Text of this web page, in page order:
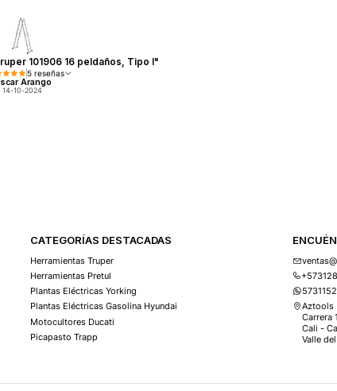
101906 16 peldaños, Tipo I"
5 reseñas
Arango
14-10-2024
CATEGORÍAS DESTACADAS
Herramientas Truper
Herramientas Pretul
Plantas Eléctricas Yorking
Plantas Eléctricas Gasolina Hyundai
Motocultores Ducati
Picapasto Trapp
Aztools
Carrera
Cali -
Valle